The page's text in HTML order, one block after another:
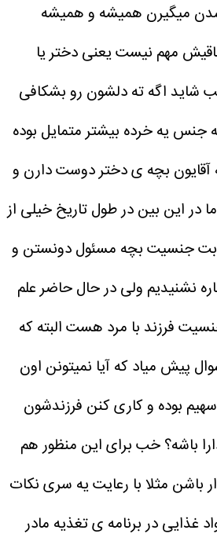
شدن میگیرن همیشه و همیشه
مهم نیست یعنی دختر یا
اگه ته دلشون رو بشکافی
جنس یه خرده بیشتر متمایل بوده
آقایون بچه ی دختر دوست دارن و
در این بین در طول تاریخ خیلی از
جنسیت بچه مسئول دونستن و
نشنیدیم ولی در حال حاضر علم
فرزند با مرد هست البته که
پیش میاد که آیا نمیتونن اون
بوده و کاری کنن فرزندشون
باشه؟خب برای این منظور هم
باشن مثلا با رعایت یه سری نکات
غذایی در برنامه ی تغذیه مادر